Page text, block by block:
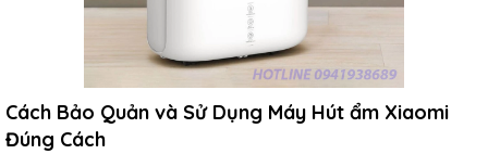
Cách Bảo Quản và Sử Dụng Máy Hút ẩm Xiaomi
Đúng Cách